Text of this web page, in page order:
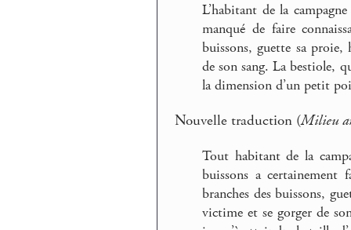
L’habitant de la
manqué de faire
buissons, guette sa
de son sang. La bestiole,
la dimension d’un petit
Nouvelle traduction (Milieu
Tout habitant de la
buissons a certainement
branches des buissons,
victime et se gorger de